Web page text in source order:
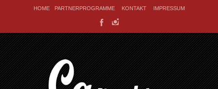
HOME PARTNERPROGRAMME KONTAKT IMPRESSUM